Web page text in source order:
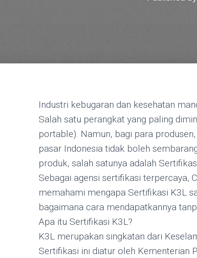
Industri kebugaran dan kesehatan
Salah satu perangkat yang paling
portable). Namun, bagi para
pasar Indonesia tidak boleh
produk, salah satunya adalah
Sebagai agensi sertifikasi terpercaya,
memahami mengapa Sertifikasi K3L
bagaimana cara mendapatkannya
Apa itu Sertifikasi K3L?
K3L merupakan singkatan dari
Sertifikasi ini diatur oleh Kementerian